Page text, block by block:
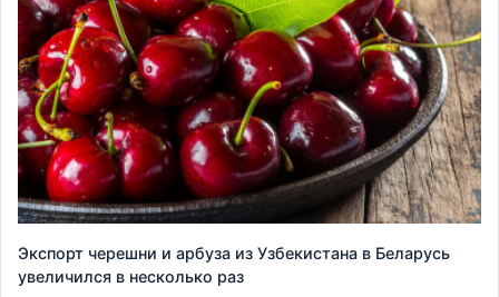
Экспорт черешни и арбуза из Узбекистана в Беларусь
увеличился в несколько раз